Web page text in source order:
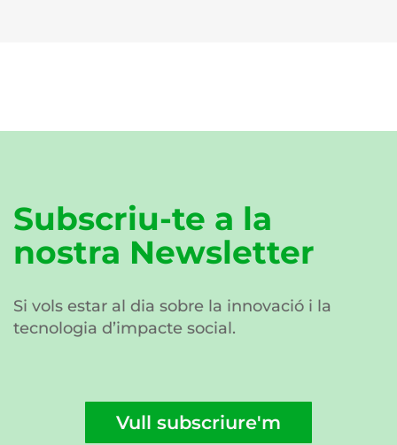
Subscriu-te a la
nostra Newsletter
Si vols estar al dia sobre la innovació i la
tecnologia d’impacte social.
Vull subscriure'm